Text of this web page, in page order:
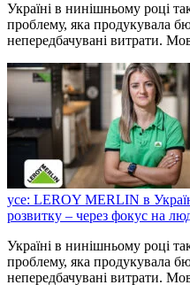
Україні в нинішньому році
проблему, яка продукувала
непередбачувані витрати.
усе: LEROY MERLIN в
розвитку – через фокус на
Україні в нинішньому році
проблему, яка продукувала
непередбачувані витрати.